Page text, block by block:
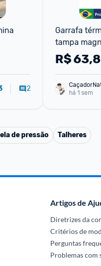
2
Garrafa
tampa
R$
há 1 sem
de pressão Talheres
Artigos de
Diretrizes da
Critérios de
Perguntas
Problemas com